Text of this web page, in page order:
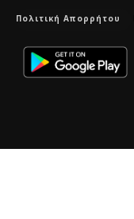
Πολιτική Απορρήτου